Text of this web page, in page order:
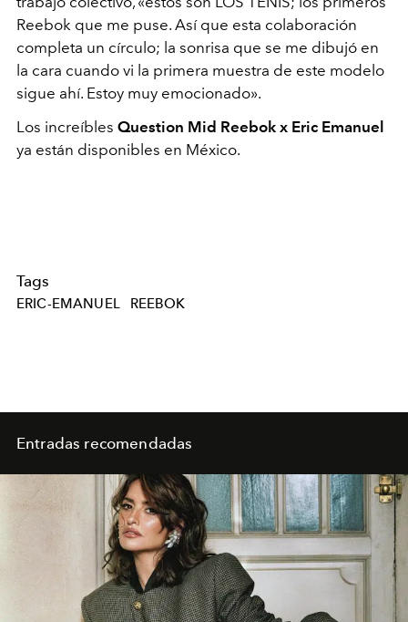
Reebok que me puse. Así que esta colaboración
completa un círculo; la sonrisa que se me dibujó en
la cara cuando vi la primera muestra de este modelo
sigue ahí. Estoy muy emocionado».
Los increíbles Question Mid Reebok x Eric Emanuel
ya están disponibles en México.
Tags
ERIC-EMANUEL REEBOK
Entradas recomendadas